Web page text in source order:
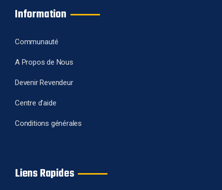
Information
Communauté
A Propos de Nous
Devenir Revendeur
Centre d’aide
Conditions générales
Liens Rapides